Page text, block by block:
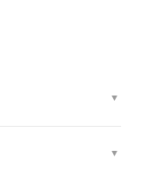
▲
▲